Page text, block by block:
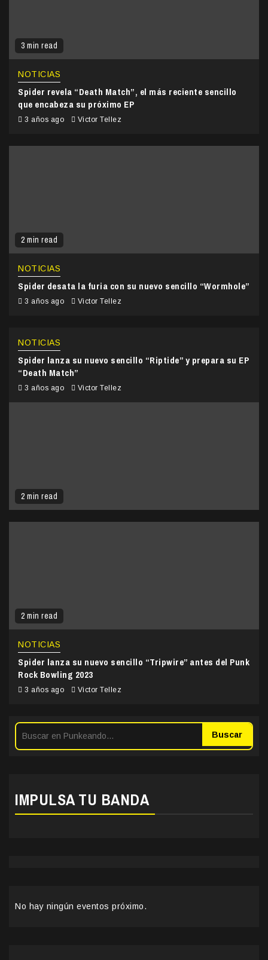
3 min read
NOTICIAS
Spider revela “Death Match”, el más reciente sencillo
que encabeza su próximo EP
3 años ago Victor Tellez
2 min read
NOTICIAS
Spider desata la furia con su nuevo sencillo “Wormhole”
3 años ago Victor Tellez
2 min read
NOTICIAS
Spider lanza su nuevo sencillo “Riptide” y prepara su EP
“Death Match”
3 años ago Victor Tellez
2 min read
NOTICIAS
Spider lanza su nuevo sencillo “Tripwire” antes del Punk
Rock Bowling 2023
3 años ago Victor Tellez
Buscar
IMPULSA TU BANDA
No hay ningún eventos próximo.